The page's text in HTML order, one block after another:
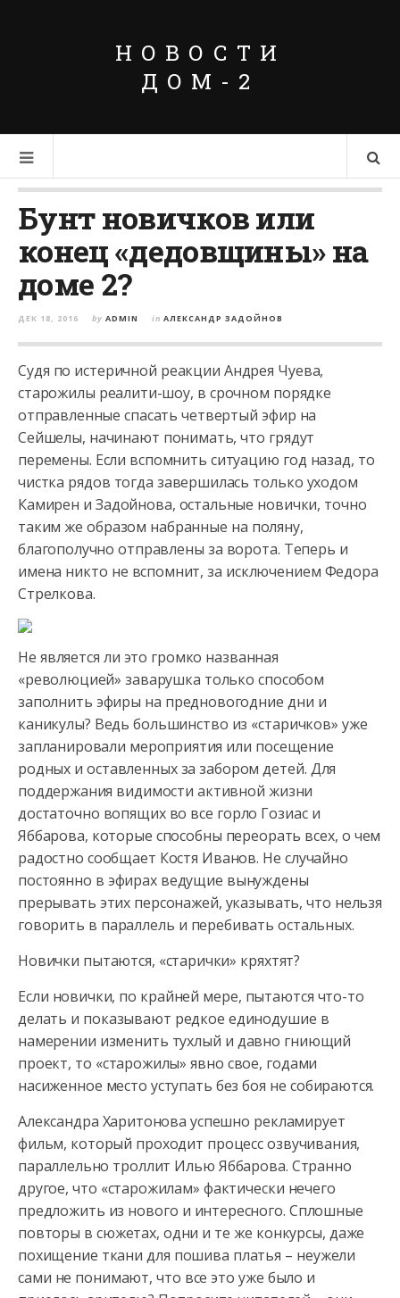
НОВОСТИ
ДОМ-2
Бунт новичков или
конец «дедовщины» на
доме 2?
ДЕК 18, 2016 by ADMIN in АЛЕКСАНДР ЗАДОЙНОВ
Судя по истеричной реакции Андрея Чуева,
старожилы реалити-шоу, в срочном порядке
отправленные спасать четвертый эфир на
Сейшелы, начинают понимать, что грядут
перемены. Если вспомнить ситуацию год назад, то
чистка рядов тогда завершилась только уходом
Камирен и Задойнова, остальные новички, точно
таким же образом набранные на поляну,
благополучно отправлены за ворота. Теперь и
имена никто не вспомнит, за исключением Федора
Стрелкова.
Не является ли это громко названная
«революцией» заварушка только способом
заполнить эфиры на предновогодние дни и
каникулы? Ведь большинство из «старичков» уже
запланировали мероприятия или посещение
родных и оставленных за забором детей. Для
поддержания видимости активной жизни
достаточно вопящих во все горло Гозиас и
Яббарова, которые способны переорать всех, о чем
радостно сообщает Костя Иванов. Не случайно
постоянно в эфирах ведущие вынуждены
прерывать этих персонажей, указывать, что нельзя
говорить в параллель и перебивать остальных.
Новички пытаются, «старички» кряхтят?
Если новички, по крайней мере, пытаются что-то
делать и показывают редкое единодушие в
намерении изменить тухлый и давно гниющий
проект, то «старожилы» явно свое, годами
насиженное место уступать без боя не собираются.
Александра Харитонова успешно рекламирует
фильм, который проходит процесс озвучивания,
параллельно троллит Илью Яббарова. Странно
другое, что «старожилам» фактически нечего
предложить из нового и интересного. Сплошные
повторы в сюжетах, одни и те же конкурсы, даже
похищение ткани для пошива платья – неужели
сами не понимают, что все это уже было и